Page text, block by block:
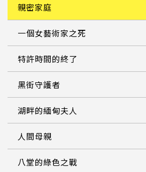
親密家庭
一個女藝術家之死
特許時間的終了
黑街守護者
湖畔的緬甸夫人
人間母親
八堂的綠色之戰